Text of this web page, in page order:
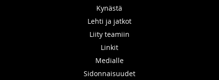
Kynästä
Lehti ja jatkot
Liity teamiin
Linkit
Medialle
Sidonnaisuudet